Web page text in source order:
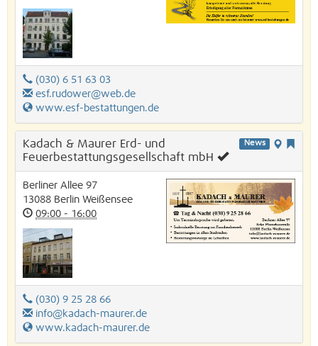
(030) 6 51 63 03
esf.rudower@web.de
www.esf-bestattungen.de
News
Kadach & Maurer Erd- und
Feuerbestattungsgesellschaft mbH
Berliner Allee 97
13088 Berlin Weißensee
09:00 - 16:00
(030) 9 25 28 66
info@kadach-maurer.de
www.kadach-maurer.de